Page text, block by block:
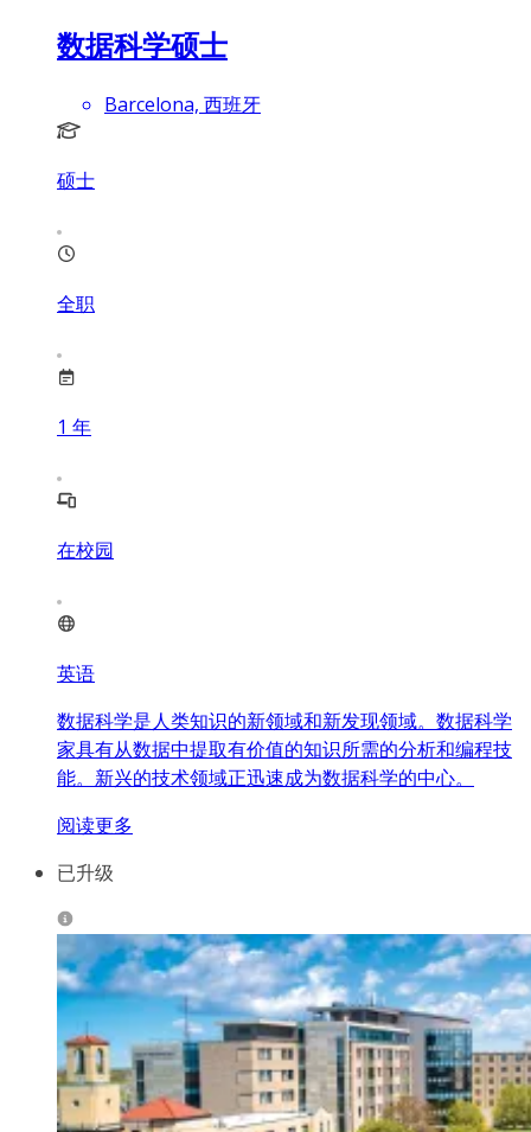
数据科学硕士
Barcelona, 西班牙
硕士
全职
1 年
在校园
英语
数据科学是人类知识的新领域和新发现领域。数据科学
家具有从数据中提取有价值的知识所需的分析和编程技
能。新兴的技术领域正迅速成为数据科学的中心。
阅读更多
已升级